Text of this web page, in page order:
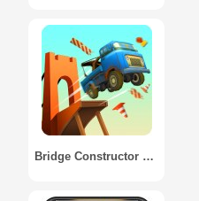
Bridge Constructor Stunts